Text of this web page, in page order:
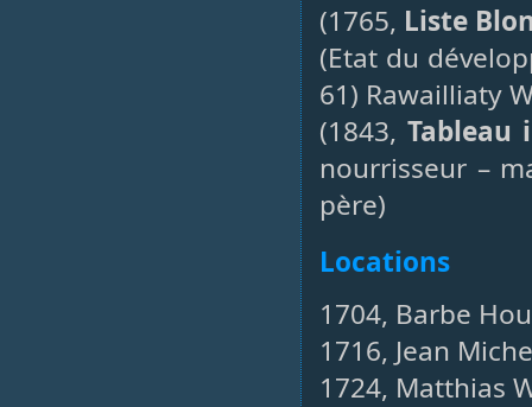
(1765, Liste
(Etat du
61) Rawailliaty
(1843,Tableau
nourrisseur –
père)
Locations
1704, Barbe
1716, Jean
1724, Matthias